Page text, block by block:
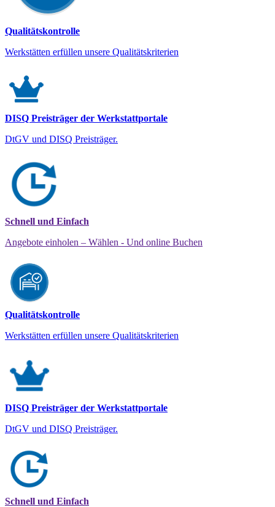
Qualitätskontrolle
Werkstätten erfüllen unsere Qualitätskriterien
DISQ Preisträger der Werkstattportale
DtGV und DISQ Preisträger.
Schnell und Einfach
Angebote einholen – Wählen - Und online Buchen
Qualitätskontrolle
Werkstätten erfüllen unsere Qualitätskriterien
DISQ Preisträger der Werkstattportale
DtGV und DISQ Preisträger.
Schnell und Einfach